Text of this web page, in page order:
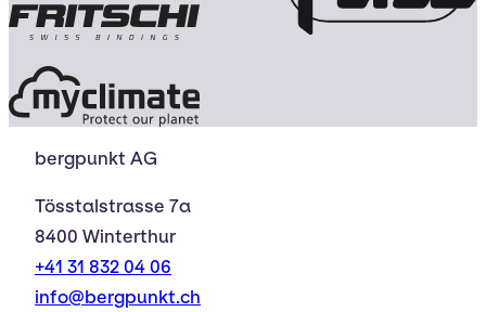
bergpunkt AG
Tösstalstrasse 7a
8400 Winterthur
+41 31 832 04 06
info@bergpunkt.ch